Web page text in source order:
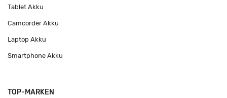
Tablet Akku
Camcorder Akku
Laptop Akku
Smartphone Akku
TOP-MARKEN